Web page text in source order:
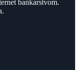
bankarstvom.